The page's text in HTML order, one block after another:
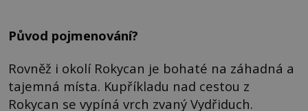
Původ pojmenování?
Rovněž i okolí Rokycan je bohaté na záhadná a
tajemná místa. Kupříkladu nad cestou z
Rokycan se vypíná vrch zvaný Vydřiduch.